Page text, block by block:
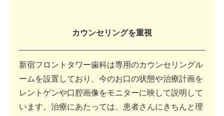
カウンセリングを重視
新宿フロントタワー歯科は専用のカウンセリングル
ームを設置しており、今のお口の状態や治療計画を
レントゲンや口腔画像をモニターに映して説明して
います。治療にあたっては、患者さんにきちんと理